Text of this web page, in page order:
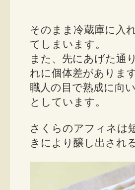
そのまま冷蔵庫に入
てしまいます。
また、先にあげた通
れに個体差があります
職人の目で熟成に向
としています。
さくらのアフィネは
きにより醸し出され